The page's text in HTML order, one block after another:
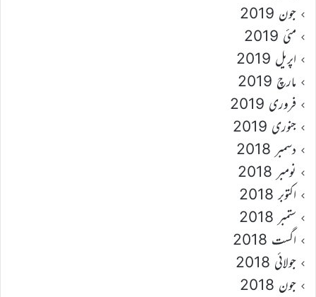
جون 2019
مئی 2019
اپریل 2019
مارچ 2019
فروری 2019
جنوری 2019
دسمبر 2018
نومبر 2018
اکتوبر 2018
ستمبر 2018
اگست 2018
جولائی 2018
جون 2018